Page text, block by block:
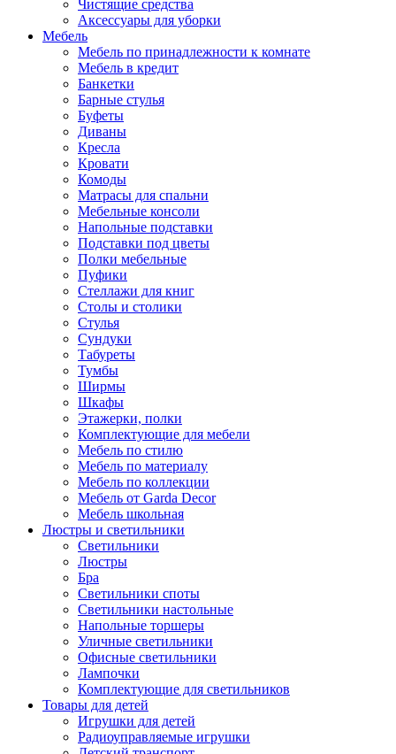
Чистящие средства
Аксессуары для уборки
Мебель
Мебель по принадлежности к комнате
Мебель в кредит
Банкетки
Барные стулья
Буфеты
Диваны
Кресла
Кровати
Комоды
Матрасы для спальни
Мебельные консоли
Напольные подставки
Подставки под цветы
Полки мебельные
Пуфики
Стеллажи для книг
Столы и столики
Стулья
Сундуки
Табуреты
Тумбы
Ширмы
Шкафы
Этажерки, полки
Комплектующие для мебели
Мебель по стилю
Мебель по материалу
Мебель по коллекции
Мебель от Garda Decor
Мебель школьная
Люстры и светильники
Светильники
Люстры
Бра
Светильники споты
Светильники настольные
Напольные торшеры
Уличные светильники
Офисные светильники
Лампочки
Комплектующие для светильников
Товары для детей
Игрушки для детей
Радиоуправляемые игрушки